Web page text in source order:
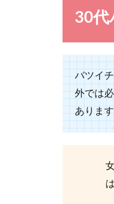
30代
バツイ
外では
ありま